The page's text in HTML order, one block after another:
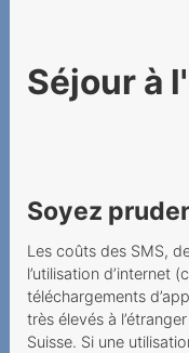
Séjour à
Soyez
Les coûts des SMS,
l’utilisation d’internet
téléchargements
très élevés à
Suisse. Si une